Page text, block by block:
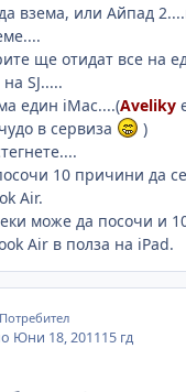
взема, или Айпад
ще отидат все на
SJ.....
един iMac....(Aveliky
в сервиза
)
10 причини да
Air.
може да посочи и
Air в полза на iPad.
Потребител
Юни 18, 201115 гд